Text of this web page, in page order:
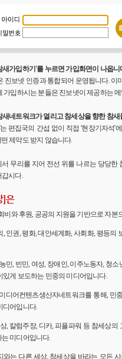
새가입하기'를 누르면 가입화면이 나옵니
진보넷 인증과 통합되어 운영됩니다.
가입하시는 분들은 진보넷이 제공하는
새네트워크가 열리고 참세상을 향한 참
편집국의 간섭 없이 직접 '현장기자석'
제약도 받지 않습니다.
무리를 지어 전선 위를 나르는 당당
갑시다.
]은
비와 후원, 공공의 지원을 기반으로 자
, 인권, 평화, 대안세계화, 사회화, 평등
민, 빈민, 여성, 장애인, 이주노동자, 청
있게 보도하는 민중의 미디어입니다.
디어컨텐츠생산자네트워크를 통해,
디어입니다.
, 칼럼주장, 디카, 피플파워 등 참세상
미디어입니다.
와는 다른 세상, 참세상을 바라는 모든